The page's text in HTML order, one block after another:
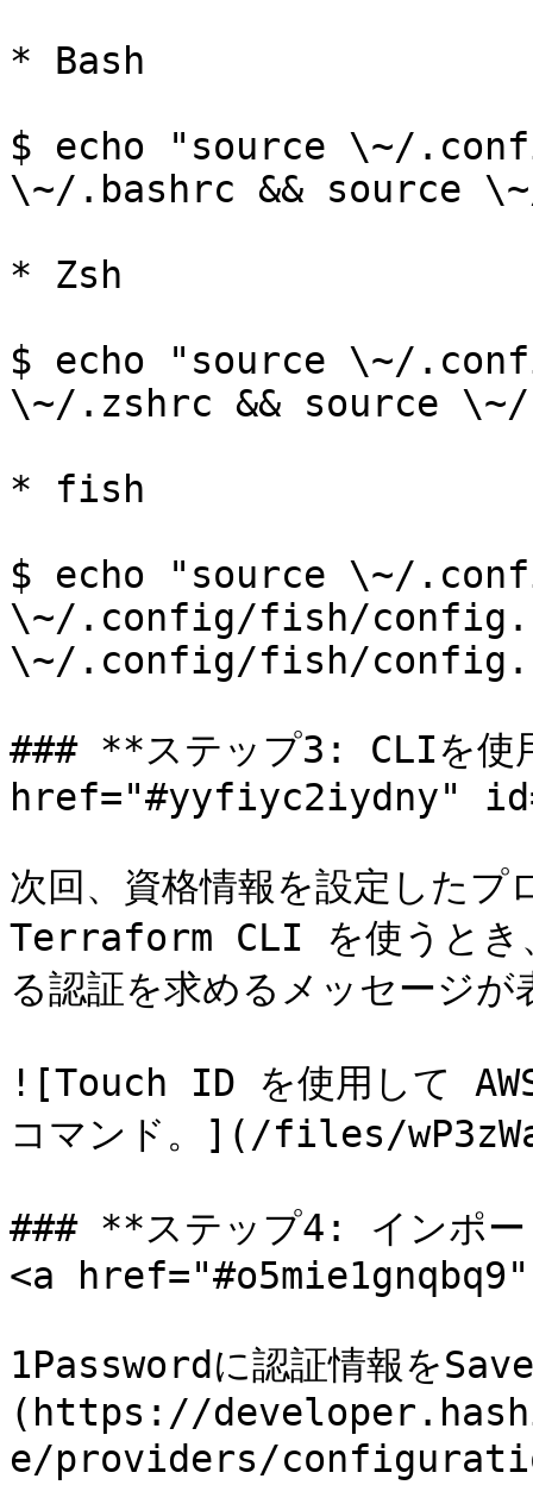
* Bash
$ echo "source \~/
\~/.bashrc && source
* Zsh
$ echo "source \~/
\~/.zshrc && source
* fish
$ echo "source \~/
\~/.config/fish/
\~/.config/fish/
### **ステップ3: CLIを使
href="#yyfiyc2iydny"
次回、資格情報を設定したプ
Terraform CLI を使うとき
る認証を求めるメッセージが
![Touch ID を使用して
コマンド。](/files/
### **ステップ4: インポー
<a
1Passwordに認証情報を
(https://
e/providers/